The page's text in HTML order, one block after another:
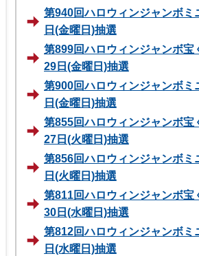
第940回ハロウィンジャンボミ
日(金曜日)抽選
第899回ハロウィンジャンボ宝
29日(金曜日)抽選
第900回ハロウィンジャンボミ
日(金曜日)抽選
第855回ハロウィンジャンボ宝
27日(火曜日)抽選
第856回ハロウィンジャンボミ
日(火曜日)抽選
第811回ハロウィンジャンボ宝
30日(水曜日)抽選
第812回ハロウィンジャンボミ
日(水曜日)抽選